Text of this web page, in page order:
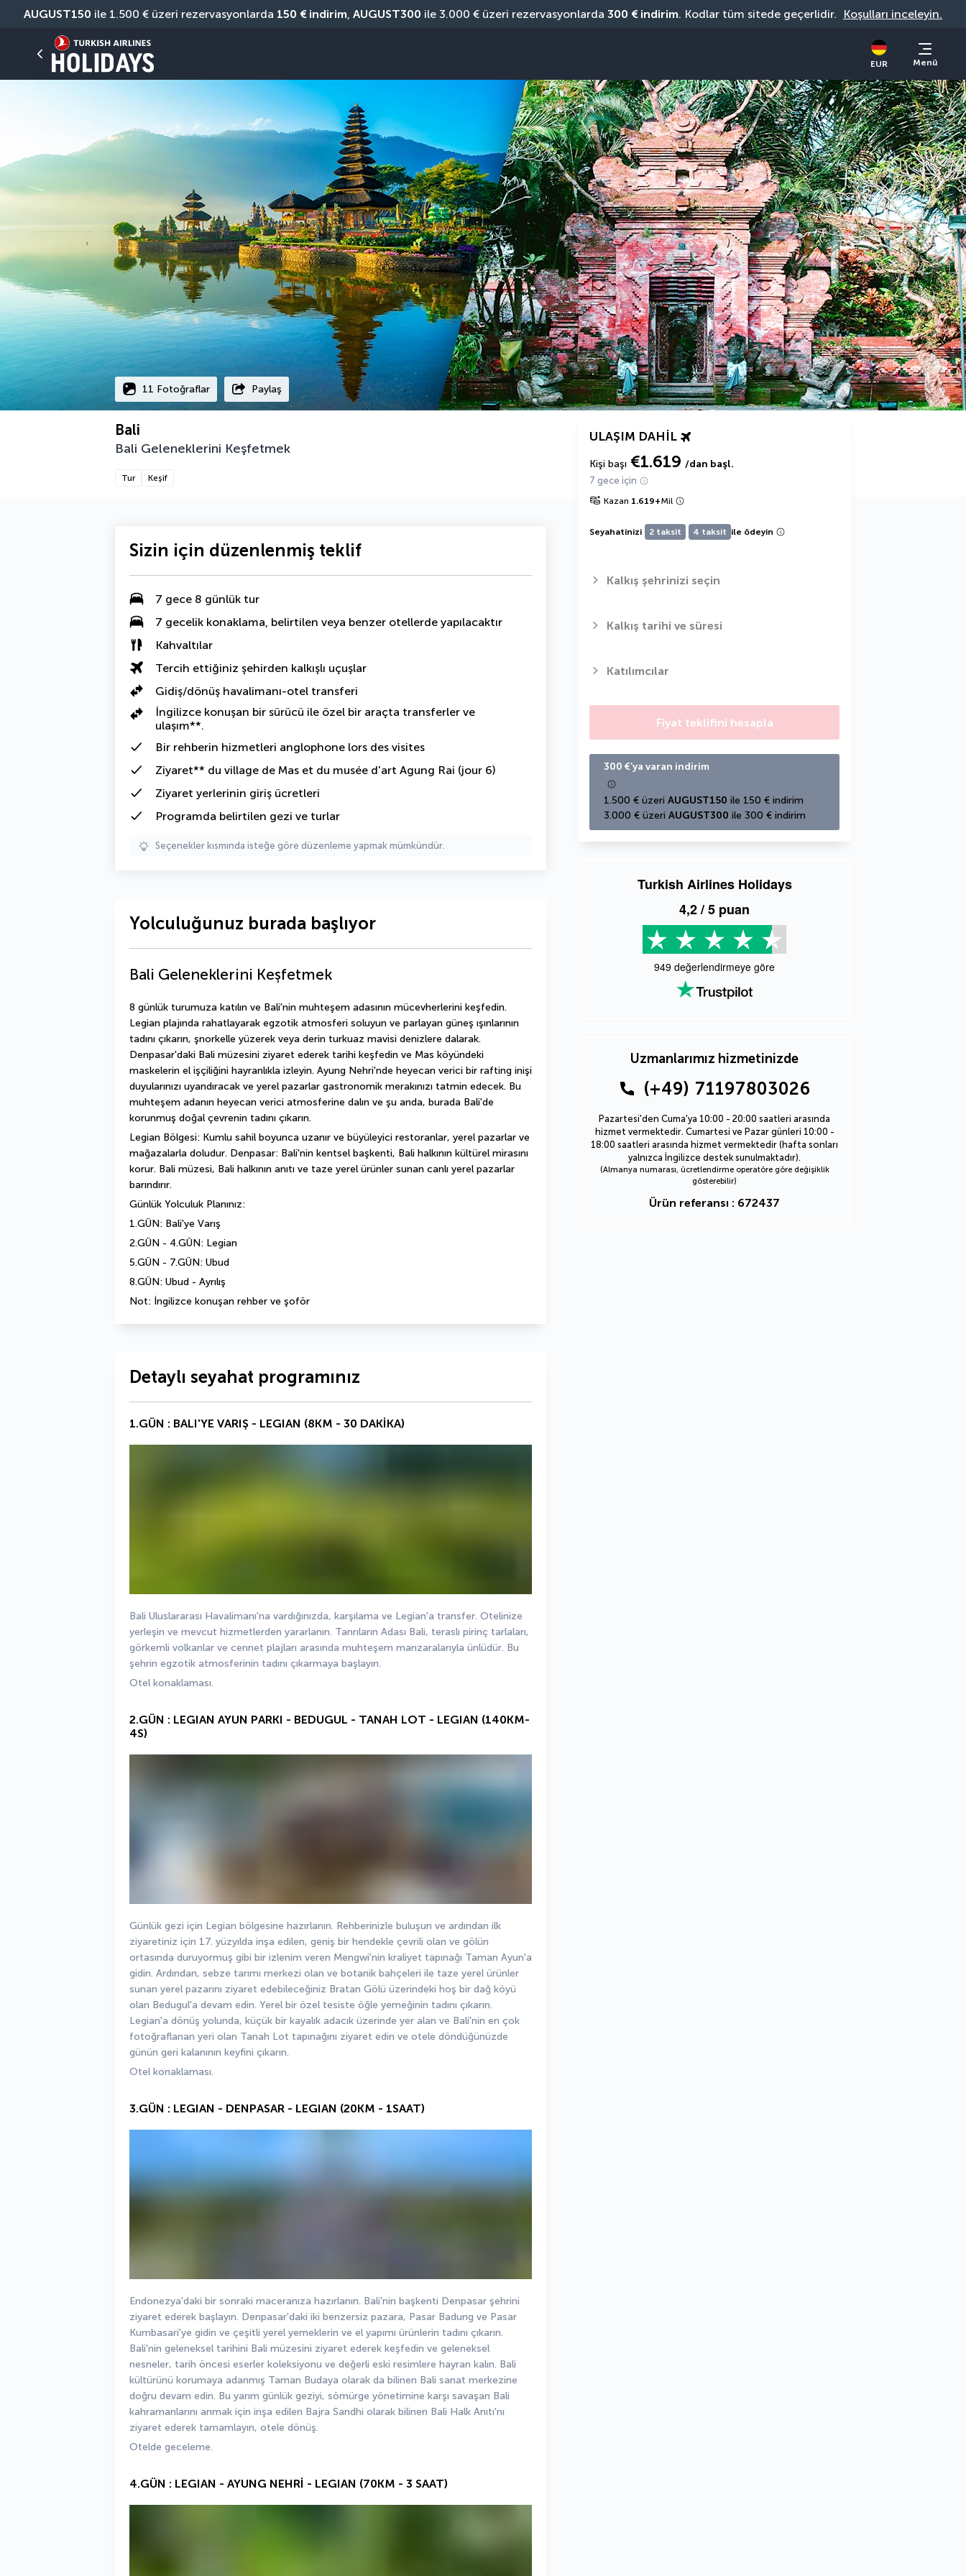
AUGUST150 ile 1.500 € üzeri rezervasyonlarda 150 € indirim, AUGUST300 ile 3.000 € üzeri rezervasyonlarda 300 € indirim. Kodlar tüm sitede geçerlidir. Koşulları inceleyin.
EUR Menü
11 Fotoğraflar Paylaş
Bali
Bali Geleneklerini Keşfetmek
Tur Keşif
ULAŞIM DAHIL
Kişi başı €1.619 /dan başl.
7 gece için
Kazan 1.619+Mil
Seyahatinizi 2 taksit 4 taksit ile ödeyin
Kalkış şehrinizi seçin
Kalkış tarihi ve süresi
Katılımcılar
Fiyat teklifini hesapla
300 €’ya varan indirim
1.500 € üzeri AUGUST150 ile 150 € indirim
3.000 € üzeri AUGUST300 ile 300 € indirim
Turkish Airlines Holidays
4,2/ 5 puan
949 değerlendirmeye göre
Uzmanlarımız hizmetinizde
(+49) 71197803026
Pazartesi'den Cuma'ya 10:00 - 20:00 saatleri arasında
hizmet vermektedir. Cumartesi ve Pazar günleri 10:00 -
18:00 saatleri arasında hizmet vermektedir (hafta sonları
yalnızca İngilizce destek sunulmaktadır).
(Almanya numarası, ücretlendirme operatöre göre değişiklik
gösterebilir)
Ürün referansı : 672437
Sizin için düzenlenmiş teklif
7 gece 8 günlük tur
7 gecelik konaklama, belirtilen veya benzer otellerde yapılacaktır
Kahvaltılar
Tercih ettiğiniz şehirden kalkışlı uçuşlar
Gidiş/dönüş havalimanı-otel transferi
İngilizce konuşan bir sürücü ile özel bir araçta transferler ve
ulaşım**.
Bir rehberin hizmetleri anglophone lors des visites
Ziyaret** du village de Mas et du musée d'art Agung Rai (jour 6)
Ziyaret yerlerinin giriş ücretleri
Programda belirtilen gezi ve turlar
Seçenekler kısmında isteğe göre düzenleme yapmak mümkündür.
Yolculuğunuz burada başlıyor
Bali Geleneklerini Keşfetmek
8 günlük turumuza katılın ve Bali'nin muhteşem adasının mücevherlerini keşfedin.
Legian plajında rahatlayarak egzotik atmosferi soluyun ve parlayan güneş ışınlarının
tadını çıkarın, şnorkelle yüzerek veya derin turkuaz mavisi denizlere dalarak.
Denpasar'daki Bali müzesini ziyaret ederek tarihi keşfedin ve Mas köyündeki
maskelerin el işçiliğini hayranlıkla izleyin. Ayung Nehri'nde heyecan verici bir rafting inişi
duyularınızı uyandıracak ve yerel pazarlar gastronomik merakınızı tatmin edecek. Bu
muhteşem adanın heyecan verici atmosferine dalın ve şu anda, burada Bali'de
korunmuş doğal çevrenin tadını çıkarın.
Legian Bölgesi: Kumlu sahil boyunca uzanır ve büyüleyici restoranlar, yerel pazarlar ve
mağazalarla doludur. Denpasar: Bali'nin kentsel başkenti, Bali halkının kültürel mirasını
korur. Bali müzesi, Bali halkının anıtı ve taze yerel ürünler sunan canlı yerel pazarlar
barındırır.
Günlük Yolculuk Planınız:
1.GÜN: Bali'ye Varış
2.GÜN - 4.GÜN: Legian
5.GÜN - 7.GÜN: Ubud
8.GÜN: Ubud - Ayrılış
Not: İngilizce konuşan rehber ve şoför
Detaylı seyahat programınız
1.GÜN : BALI'YE VARIŞ - LEGIAN (8KM - 30 DAKİKA)
Bali Uluslararası Havalimanı'na vardığınızda, karşılama ve Legian'a transfer. Otelinize
yerleşin ve mevcut hizmetlerden yararlanın. Tanrıların Adası Bali, teraslı pirinç tarlaları,
görkemli volkanlar ve cennet plajları arasında muhteşem manzaralarıyla ünlüdür. Bu
şehrin egzotik atmosferinin tadını çıkarmaya başlayın.
Otel konaklaması.
2.GÜN : LEGIAN AYUN PARKI - BEDUGUL - TANAH LOT - LEGIAN (140KM-
4S)
Günlük gezi için Legian bölgesine hazırlanın. Rehberinizle buluşun ve ardından ilk
ziyaretiniz için 17. yüzyılda inşa edilen, geniş bir hendekle çevrili olan ve gölün
ortasında duruyormuş gibi bir izlenim veren Mengwi'nin kraliyet tapınağı Taman Ayun'a
gidin. Ardından, sebze tarımı merkezi olan ve botanik bahçeleri ile taze yerel ürünler
sunan yerel pazarını ziyaret edebileceğiniz Bratan Gölü üzerindeki hoş bir dağ köyü
olan Bedugul'a devam edin. Yerel bir özel tesiste öğle yemeğinin tadını çıkarın.
Legian'a dönüş yolunda, küçük bir kayalık adacık üzerinde yer alan ve Bali'nin en çok
fotoğraflanan yeri olan Tanah Lot tapınağını ziyaret edin ve otele döndüğünüzde
günün geri kalanının keyfini çıkarın.
Otel konaklaması.
3.GÜN : LEGIAN - DENPASAR - LEGIAN (20KM - 1SAAT)
Endonezya'daki bir sonraki maceranıza hazırlanın. Bali'nin başkenti Denpasar şehrini
ziyaret ederek başlayın. Denpasar'daki iki benzersiz pazara, Pasar Badung ve Pasar
Kumbasari'ye gidin ve çeşitli yerel yemeklerin ve el yapımı ürünlerin tadını çıkarın.
Bali'nin geleneksel tarihini Bali müzesini ziyaret ederek keşfedin ve geleneksel
nesneler, tarih öncesi eserler koleksiyonu ve değerli eski resimlere hayran kalın. Bali
kültürünü korumaya adanmış Taman Budaya olarak da bilinen Bali sanat merkezine
doğru devam edin. Bu yarım günlük geziyi, sömürge yönetimine karşı savaşan Bali
kahramanlarını anmak için inşa edilen Bajra Sandhi olarak bilinen Bali Halk Anıtı'nı
ziyaret ederek tamamlayın, otele dönüş.
Otelde geceleme.
4.GÜN : LEGIAN - AYUNG NEHRİ - LEGIAN (70KM - 3 SAAT)